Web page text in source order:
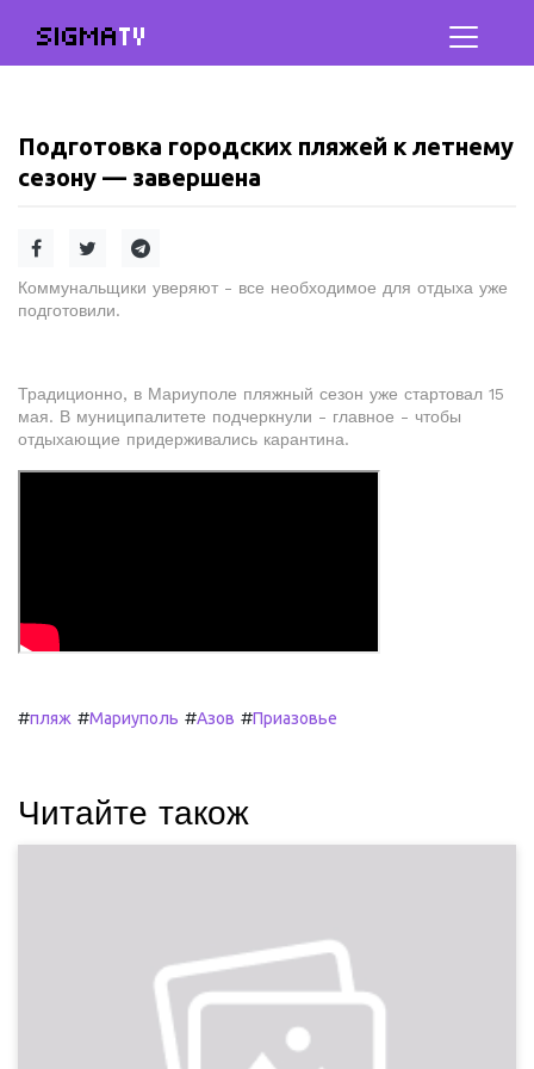
SIGMATV
Подготовка городских пляжей к летнему
сезону — завершена
Коммунальщики уверяют - все необходимое для отдыха уже
подготовили.
Традиционно, в Мариуполе пляжный сезон уже стартовал 15
мая. В муниципалитете подчеркнули - главное - чтобы
отдыхающие придерживались карантина.
#пляж #Мариуполь #Азов #Приазовье
Читайте також